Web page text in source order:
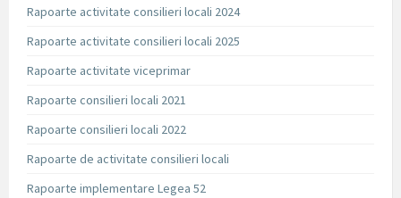
Rapoarte activitate consilieri locali 2024
Rapoarte activitate consilieri locali 2025
Rapoarte activitate viceprimar
Rapoarte consilieri locali 2021
Rapoarte consilieri locali 2022
Rapoarte de activitate consilieri locali
Rapoarte implementare Legea 52